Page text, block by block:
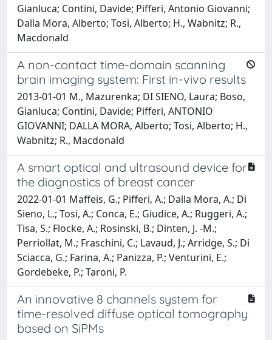
Gianluca; Contini, Davide; Pifferi, Antonio Giovanni;
Dalla Mora, Alberto; Tosi, Alberto; H., Wabnitz; R.,
Macdonald
A non-contact time-domain scanning
brain imaging system: First in-vivo results
2013-01-01 M., Mazurenka; DI SIENO, Laura; Boso,
Gianluca; Contini, Davide; Pifferi, ANTONIO
GIOVANNI; DALLA MORA, Alberto; Tosi, Alberto; H.,
Wabnitz; R., Macdonald
A smart optical and ultrasound device for
the diagnostics of breast cancer
2022-01-01 Maffeis, G.; Pifferi, A.; Dalla Mora, A.; Di
Sieno, L.; Tosi, A.; Conca, E.; Giudice, A.; Ruggeri, A.;
Tisa, S.; Flocke, A.; Rosinski, B.; Dinten, J. -M.;
Perriollat, M.; Fraschini, C.; Lavaud, J.; Arridge, S.; Di
Sciacca, G.; Farina, A.; Panizza, P.; Venturini, E.;
Gordebeke, P.; Taroni, P.
An innovative 8 channels system for
time-resolved diffuse optical tomography
based on SiPMs